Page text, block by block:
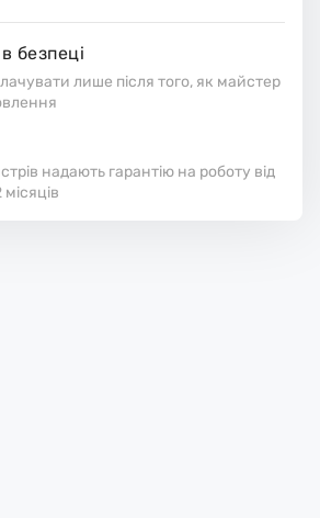
безпеці
лише після того, як майстер
надають гарантію на роботу від